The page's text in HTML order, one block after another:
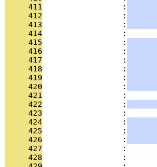
     411
                 :
     412
                 :
     413
                 :
     414
:
     415
                 :
     416
                 :
     417
                 :
     418
                 :
     419
                 :
     420
                 :
     421
:
     422
                 :
     423
:
     424
                 :
     425
                 :
     426
                 :
     427
:
     428
: